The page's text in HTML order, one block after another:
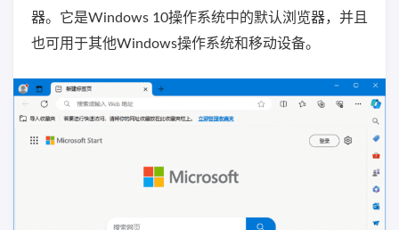
器。它是Windows 10操作系统中的默认浏览器，并且
也可用于其他Windows操作系统和移动设备。